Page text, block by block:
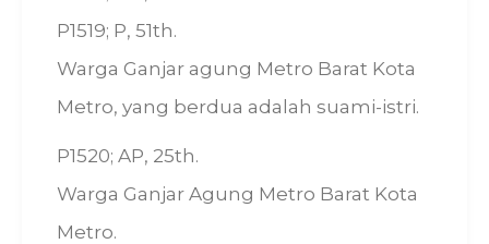
P1519; P, 51th.
Warga Ganjar agung Metro Barat Kota
Metro, yang berdua adalah suami-istri.
P1520; AP, 25th.
Warga Ganjar Agung Metro Barat Kota
Metro.